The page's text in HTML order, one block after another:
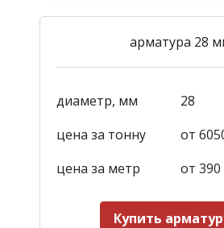
арматура 28
диаметр, мм
28
цена за тонну
от
цена за метр
от 390
Купить